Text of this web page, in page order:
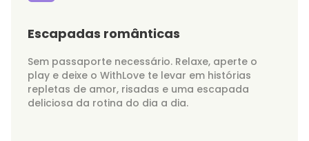
Escapadas românticas
Sem passaporte necessário. Relaxe, aperte o
play e deixe o WithLove te levar em histórias
repletas de amor, risadas e uma escapada
deliciosa da rotina do dia a dia.